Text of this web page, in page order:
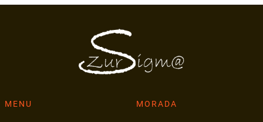
MENU MORADA